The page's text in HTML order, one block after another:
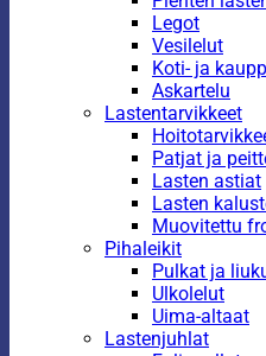
Legot
Vesilelut
Koti- ja
Askartelu
Lastentarvikkeet
Patjat ja
Lasten astiat
Lasten
Muovitettu
Pihaleikit
Pulkat ja
Ulkolelut
Uima-altaat
Lastenjuhlat